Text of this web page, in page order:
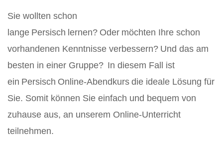
Sie wollten schon
lange Persisch lernen? Oder möchten Ihre schon
vorhandenen Kenntnisse verbessern? Und das am
besten in einer Gruppe? In diesem Fall ist
ein Persisch Online-Abendkurs die ideale Lösung für
Sie. Somit können Sie einfach und bequem von
zuhause aus, an unserem Online-Unterricht
teilnehmen.